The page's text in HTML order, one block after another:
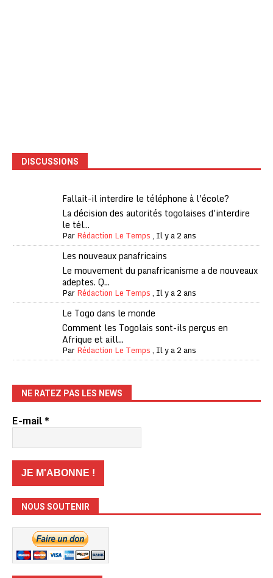
DISCUSSIONS
Fallait-il interdire le téléphone à l'école?
La décision des autorités togolaises d'interdire
le tél...
ParRédaction Le Temps, Il y a 2 ans
Les nouveaux panafricains
Le mouvement du panafricanisme a de nouveaux
adeptes. Q...
ParRédaction Le Temps, Il y a 2 ans
Le Togo dans le monde
Comment les Togolais sont-ils perçus en
Afrique et aill...
ParRédaction Le Temps, Il y a 2 ans
NE RATEZ PAS LES NEWS
E-mail*
NOUS SOUTENIR